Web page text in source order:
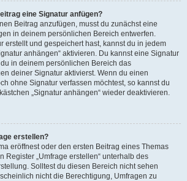
eine Signatur anfügen?
Beitrag anzufügen, musst du zunächst eine
in deinem persönlichen Bereich entwerfen.
erstellt und gespeichert hast, kannst du in jedem
anhängen“ aktivieren. Du kannst eine Signatur
in deinem persönlichen Bereich das
deiner Signatur aktivierst. Wenn du einen
ohne Signatur verfassen möchtest, so kannst du
„Signatur anhängen“ wieder deaktivieren.
erstellen?
eröffnest oder den ersten Beitrag eines Themas
Register „Umfrage erstellen“ unterhalb des
Solltest du diesen Bereich nicht sehen
nicht die Berechtigung, Umfragen zu